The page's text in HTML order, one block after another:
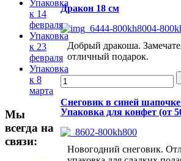
Дракон 18 см
Добрый дракоша.
отличный подарок.
Снеговик в синей
Упаковка для конфет (от
Новогодний снеговик.
Упаковка
к 14
февраля
Упаковка
к 23
февраля
Упаковка
к 8
марта
Мы
всегда на
связи: